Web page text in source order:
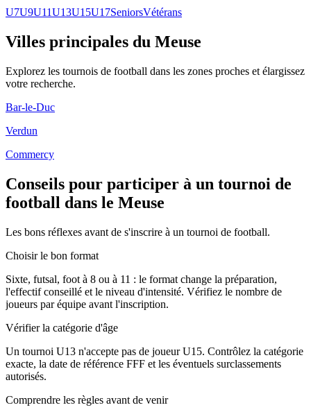
U7U9U11U13U15U17SeniorsVétérans
Villes principales du Meuse
Explorez les tournois de football dans les zones proches et élargissez
votre recherche.
Bar-le-Duc
Verdun
Commercy
Conseils pour participer à un tournoi de
football dans le Meuse
Les bons réflexes avant de s'inscrire à un tournoi de football.
Choisir le bon format
Sixte, futsal, foot à 8 ou à 11 : le format change la préparation,
l'effectif conseillé et le niveau d'intensité. Vérifiez le nombre de
joueurs par équipe avant l'inscription.
Vérifier la catégorie d'âge
Un tournoi U13 n'accepte pas de joueur U15. Contrôlez la catégorie
exacte, la date de référence FFF et les éventuels surclassements
autorisés.
Comprendre les règles avant de venir